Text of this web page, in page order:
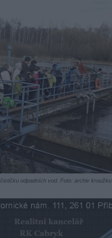
odpadních vod. Foto: archiv kroužku